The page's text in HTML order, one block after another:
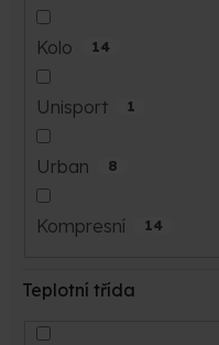
Kolo 14
Unisport 1
Urban 8
Kompresní 14
Teplotní třída